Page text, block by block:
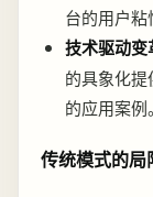
台的用户粘
技术驱动变
的具象化
的应用案例。
传统模式的局